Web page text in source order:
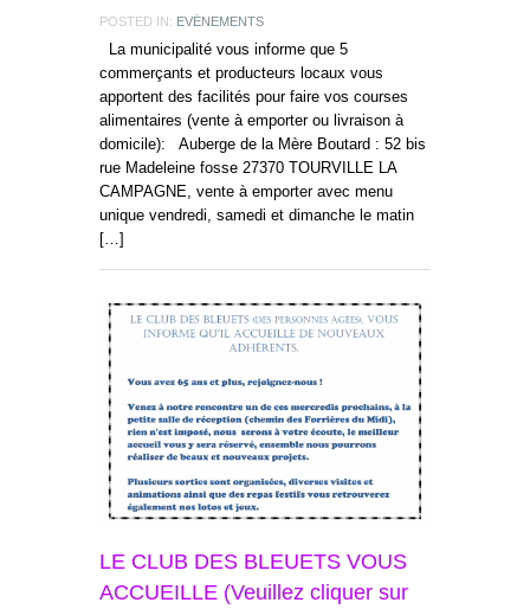
POSTED IN: EVÉNEMENTS
La municipalité vous informe que 5
commerçants et producteurs locaux vous
apportent des facilités pour faire vos courses
alimentaires (vente à emporter ou livraison à
domicile): Auberge de la Mère Boutard : 52 bis
rue Madeleine fosse 27370 TOURVILLE LA
CAMPAGNE, vente à emporter avec menu
unique vendredi, samedi et dimanche le matin
[…]
LE CLUB DES BLEUETS VOUS
ACCUEILLE (Veuillez cliquer sur